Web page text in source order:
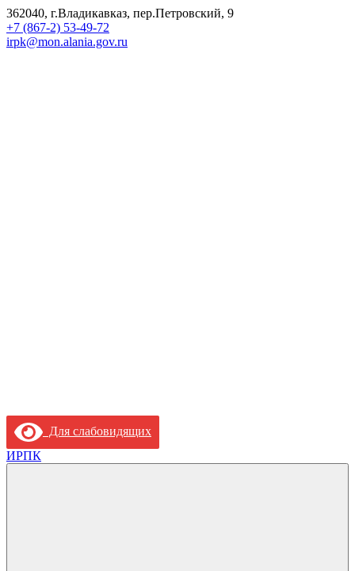
362040, г.Владикавказ, пер.Петровский, 9
+7 (867-2) 53-49-72
irpk@mon.alania.gov.ru
Для слабовидящих
ИРПК